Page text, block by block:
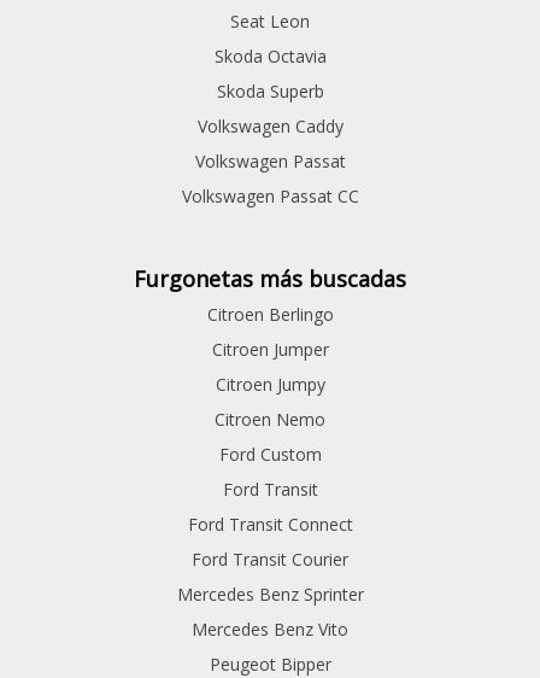
Seat Leon
Skoda Octavia
Skoda Superb
Volkswagen Caddy
Volkswagen Passat
Volkswagen Passat CC
Furgonetas más buscadas
Citroen Berlingo
Citroen Jumper
Citroen Jumpy
Citroen Nemo
Ford Custom
Ford Transit
Ford Transit Connect
Ford Transit Courier
Mercedes Benz Sprinter
Mercedes Benz Vito
Peugeot Bipper